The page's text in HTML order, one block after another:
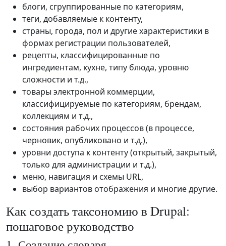
блоги, сгруппированные по категориям,
теги, добавляемые к контенту,
страны, города, пол и другие характеристики в
формах регистрации пользователей,
рецепты, классифицированные по
ингредиентам, кухне, типу блюда, уровню
сложности и т.д.,
товары электронной коммерции,
классифицируемые по категориям, брендам,
коллекциям и т.д.,
состояния рабочих процессов (в процессе,
черновик, опубликовано и т.д.),
уровни доступа к контенту (открытый, закрытый,
только для администрации и т.д.),
меню, навигация и схемы URL,
выбор вариантов отображения и многие другие.
Как создать таксономию в Drupal:
пошаговое руководство